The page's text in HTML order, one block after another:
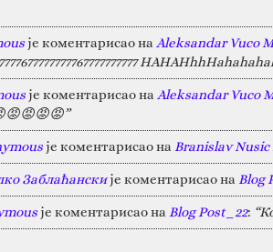
је коментарисао на Aleksandar Vuco
је коментарисао на Aleksandar Vuco
је коментарисао на Branislav Nusic
Заблаћанскије коментарисао на Blog
је коментарисао на Blog Post_22: